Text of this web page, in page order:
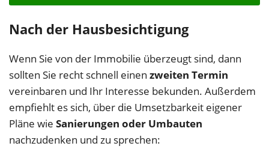
Nach der Hausbesichtigung
Wenn Sie von der Immobilie überzeugt sind, dann
sollten Sie recht schnell einen zweiten Termin
vereinbaren und Ihr Interesse bekunden. Außerdem
empfiehlt es sich, über die Umsetzbarkeit eigener
Pläne wie Sanierungen oder Umbauten
nachzudenken und zu sprechen: